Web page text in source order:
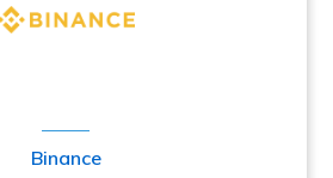
Binance